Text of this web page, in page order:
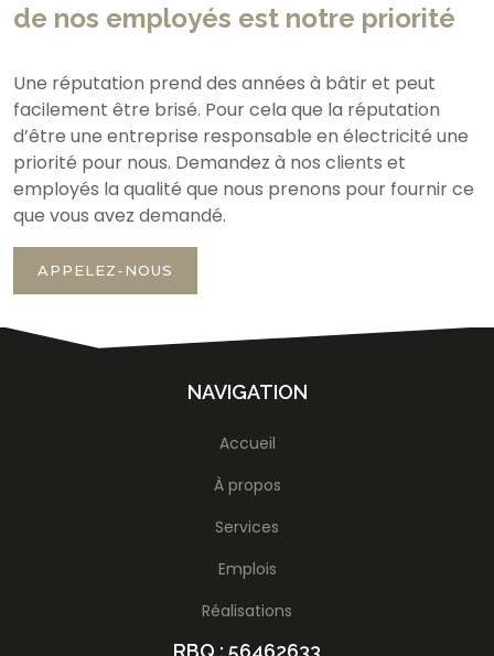
de nos employés est notre priorité
Une réputation prend des années à bâtir et peut
facilement être brisé. Pour cela que la réputation
d’être une entreprise responsable en électricité une
priorité pour nous. Demandez à nos clients et
employés la qualité que nous prenons pour fournir ce
que vous avez demandé.
APPELEZ-NOUS
NAVIGATION
Accueil
À propos
Services
Emplois
Réalisations
RBQ : 56462633